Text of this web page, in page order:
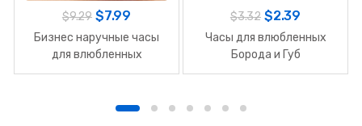
$9.29 $7.99
Бизнес наручные часы
для влюбленных
$3.32 $2.39
Часы для влюбленных
Борода и Губ